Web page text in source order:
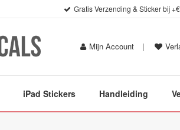
Gratis Verzending & Sticker bij
Mijn Account |
iPad Stickers Handleiding